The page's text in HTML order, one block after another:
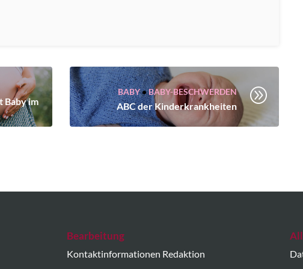
Baby im
BABY•BABY-BESCHWERDEN
ABC der Kinderkrankheiten
A
Bearbeitung
Kontaktinformationen Redaktion